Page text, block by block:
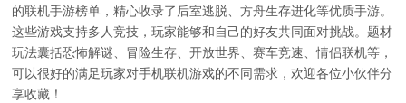
的联机手游榜单，精心收录了后室逃脱、方舟生存进化等优质手游。
这些游戏支持多人竞技，玩家能够和自己的好友共同面对挑战。题材
玩法囊括恐怖解谜、冒险生存、开放世界、赛车竞速、情侣联机等，
可以很好的满足玩家对手机联机游戏的不同需求，欢迎各位小伙伴分
享收藏！